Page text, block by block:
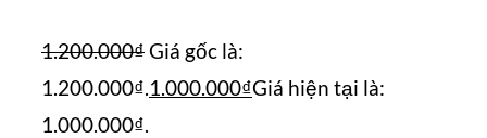
1.200.000₫Giá gốc là:
1.200.000₫.1.000.000₫Giá hiện tại là:
1.000.000₫.